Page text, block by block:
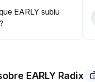
EARLY subiu
EARLY Radix